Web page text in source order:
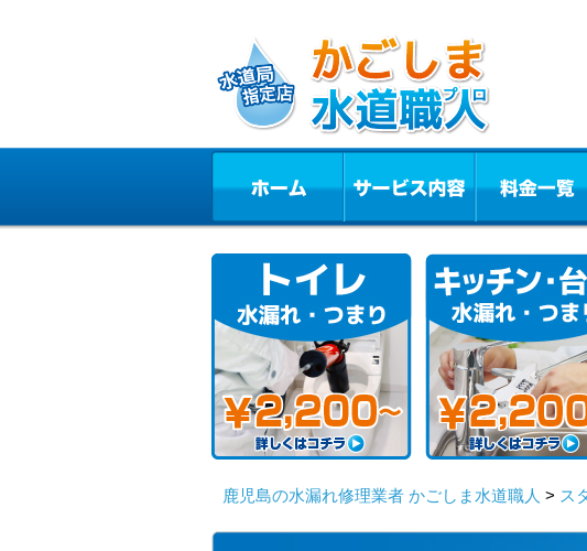
鹿児島の水漏れ修理業者 かごしま水道職人 > ス